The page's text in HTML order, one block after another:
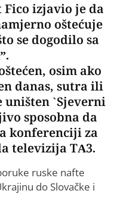
izjavio je da
oštećuje
se dogodilo sa
osim ako
danas, sutra ili
uništen `Sjeverni
sposobna da
konferenciji za
televizija TA3.
ruske nafte
do Slovačke i